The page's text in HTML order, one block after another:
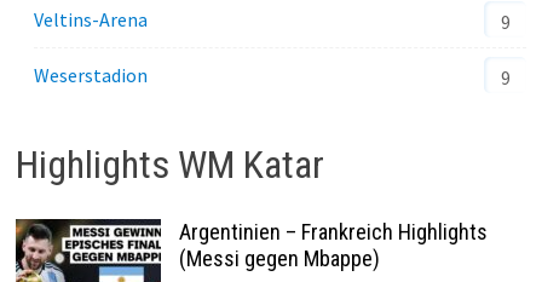
Veltins-Arena 9
Weserstadion 9
Highlights WM Katar
Argentinien – Frankreich Highlights
(Messi gegen Mbappe)